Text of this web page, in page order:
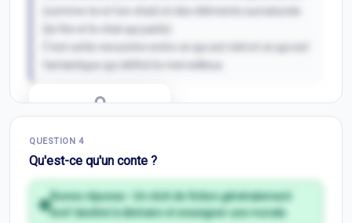
(la fée et le chat qui parle).
C'est cette rencontre entre ce qui est réel et ce qui est
fantastique qui définit le merveilleux.
QUESTION 4
Qu'est-ce qu'un conte ?
Bonne réponse :
Un récit de fiction généralement
bref destiné à distraire et enseigner une morale